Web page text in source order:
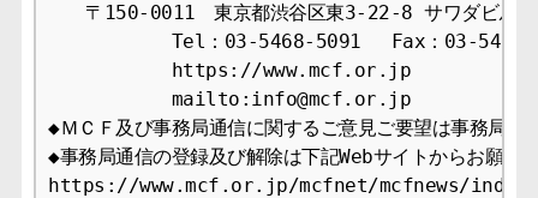
〒150-0011　東京都渋谷区東3-22-8 サワダビル
Tel：03-5468-5091 　Fax：03-5468-
https://www.mcf.or.jp
mailto:info@mcf.or.jp
◆ＭＣＦ及び事務局通信に関するご意見ご要望は事務局ま
◆事務局通信の登録及び解除は下記Webサイトからお願い
https://www.mcf.or.jp/mcfnet/mcfnews/